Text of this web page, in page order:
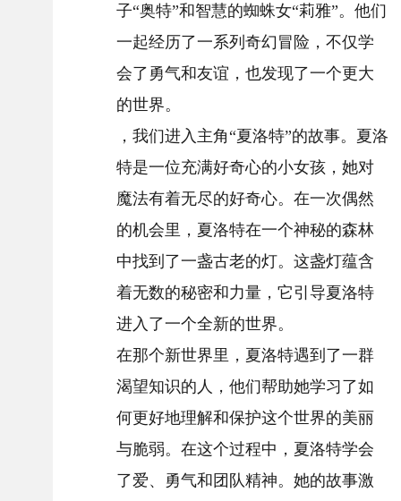
子“奥特”和智慧的蜘蛛女“莉雅”。他们
一起经历了一系列奇幻冒险，不仅学
会了勇气和友谊，也发现了一个更大
的世界。
，我们进入主角“夏洛特”的故事。夏洛
特是一位充满好奇心的小女孩，她对
魔法有着无尽的好奇心。在一次偶然
的机会里，夏洛特在一个神秘的森林
中找到了一盏古老的灯。这盏灯蕴含
着无数的秘密和力量，它引导夏洛特
进入了一个全新的世界。
在那个新世界里，夏洛特遇到了一群
渴望知识的人，他们帮助她学习了如
何更好地理解和保护这个世界的美丽
与脆弱。在这个过程中，夏洛特学会
了爱、勇气和团队精神。她的故事激